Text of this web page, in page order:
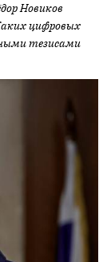
Новиков
цифровых
тезисами